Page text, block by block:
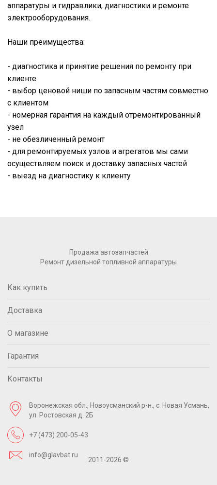
аппаратуры и гидравлики, диагностики и ремонте
электрооборудования.
Наши преимущества:
- диагностика и принятие решения по ремонту при
клиенте
- выбор ценовой ниши по запасным частям совместно
с клиентом
- номерная гарантия на каждый отремонтированный
узел
- не обезличенный ремонт
- для ремонтируемых узлов и агрегатов мы сами
осуществляем поиск и доставку запасных частей
- выезд на диагностику к клиенту
Продажа автозапчастей
Ремонт дизельной топливной аппаратуры
2011-2026 ©
Как купить
Доставка
О магазине
Гарантия
Контакты
Воронежская обл., Новоусманский р-н., с. Новая Усмань,
ул. Ростовская д. 2Б
+7 (473) 200-05-43
info@glavbat.ru